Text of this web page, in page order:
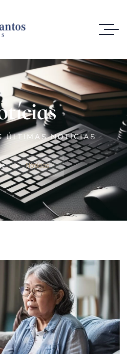
ÚLTIMAS NOTÍCIAS
Notícias